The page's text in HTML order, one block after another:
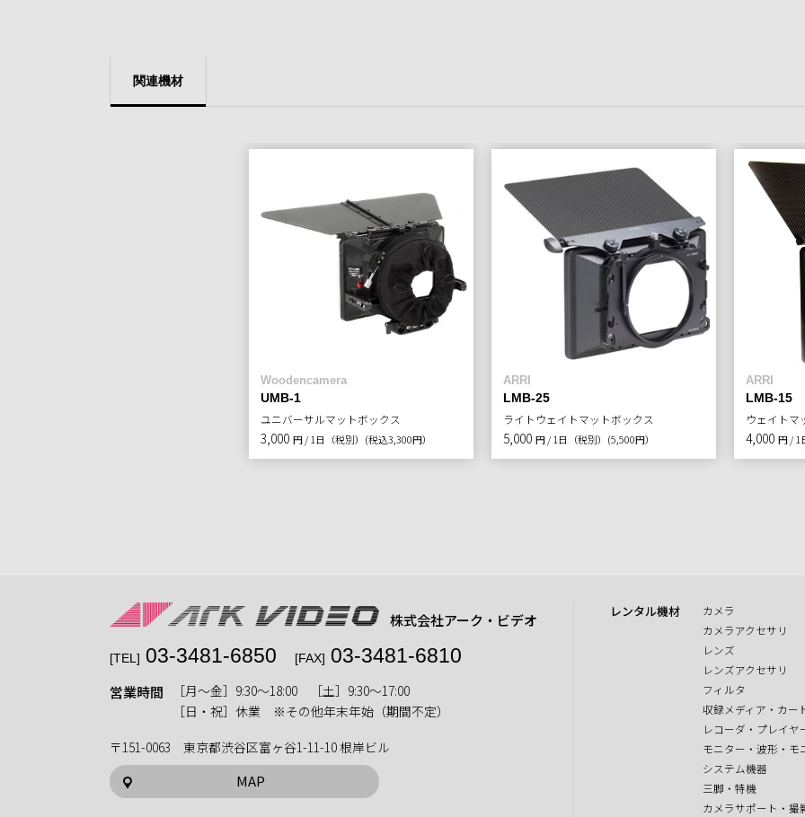
関連機材
Woodencamera
UMB-1
ユニバーサルマットボックス
3,000 円 / 1日（税別） (税込3,300円）
ARRI
LMB-25
ライトウェイトマットボックス
5,000 円 / 1日（税別） (5,500円）
ARRI
LMB-15
ウェイトマ
4,000 円 / 1
株式会社アーク・ビデオ
[TEL] 03-3481-6850 [FAX] 03-3481-6810
営業時間
［月〜金］9:30〜18:00 ［土］9:30〜17:00
［日・祝］休業 ※その他年末年始（期間不定）
〒151-0063 東京都渋谷区富ヶ谷1-11-10 根岸ビル
MAP
レンタル機材
カメラ
カメラアクセサリ
レンズ
レンズアクセサリ
フィルタ
収録メディア・カー
レコーダ・プレイヤ
モニター・波形・モ
システム機器
三脚・特機
カメラサポート・撮